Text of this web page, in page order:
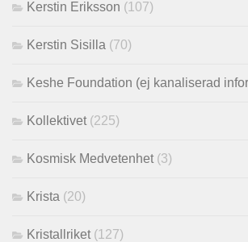
Kerstin Eriksson (107)
Kerstin Sisilla (70)
Keshe Foundation (ej kanaliserad
Kollektivet (225)
Kosmisk Medvetenhet (3)
Krista (20)
Kristallriket (127)